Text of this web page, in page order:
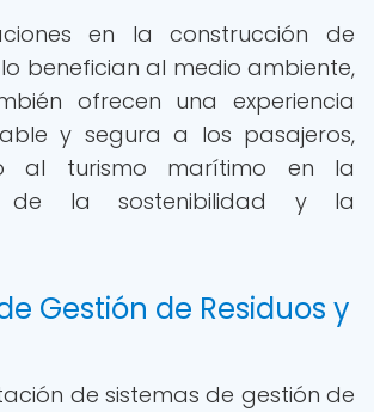
en la construcción de
benefician al medio ambiente,
ofrecen una experiencia
y segura a los pasajeros,
al turismo marítimo en la
de la sostenibilidad y la
Gestión de Residuos y
de sistemas de gestión de